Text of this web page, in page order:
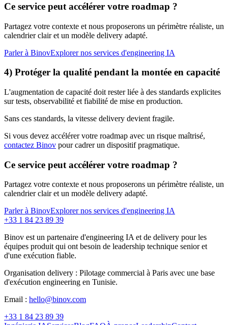
Ce service peut accélérer votre roadmap ?
Partagez votre contexte et nous proposerons un périmètre réaliste, un
calendrier clair et un modèle delivery adapté.
Parler à BinovExplorer nos services d'engineering IA
4) Protéger la qualité pendant la montée en capacité
L'augmentation de capacité doit rester liée à des standards explicites
sur tests, observabilité et fiabilité de mise en production.
Sans ces standards, la vitesse delivery devient fragile.
Si vous devez accélérer votre roadmap avec un risque maîtrisé,
contactez Binov pour cadrer un dispositif pragmatique.
Ce service peut accélérer votre roadmap ?
Partagez votre contexte et nous proposerons un périmètre réaliste, un
calendrier clair et un modèle delivery adapté.
Parler à BinovExplorer nos services d'engineering IA
+33 1 84 23 89 39
Binov est un partenaire d'engineering IA et de delivery pour les
équipes produit qui ont besoin de leadership technique senior et
d'une exécution fiable.
Organisation delivery : Pilotage commercial à Paris avec une base
d'exécution engineering en Tunisie.
Email : hello@binov.com
+33 1 84 23 89 39